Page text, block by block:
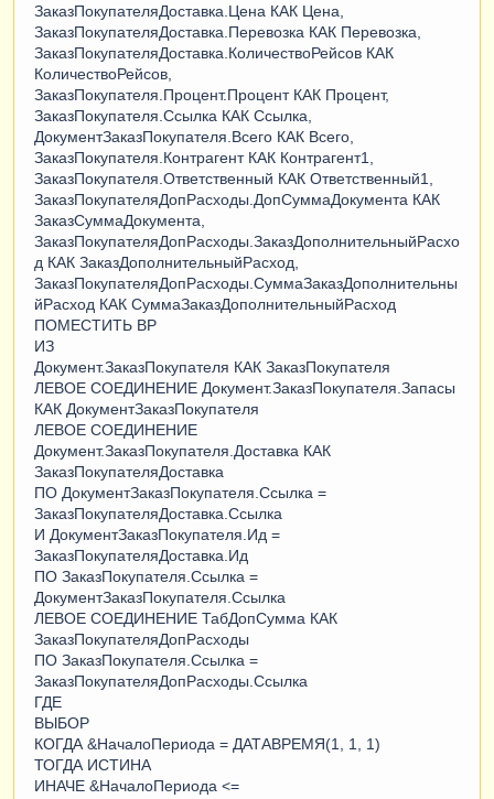
ЗаказПокупателяДоставка.Цена КАК Цена,
ЗаказПокупателяДоставка.Перевозка КАК Перевозка,
ЗаказПокупателяДоставка.КоличествоРейсов КАК
КоличествоРейсов,
ЗаказПокупателя.Процент.Процент КАК Процент,
ЗаказПокупателя.Ссылка КАК Ссылка,
ДокументЗаказПокупателя.Всего КАК Всего,
ЗаказПокупателя.Контрагент КАК Контрагент1,
ЗаказПокупателя.Ответственный КАК Ответственный1,
ЗаказПокупателяДопРасходы.ДопСуммаДокумента КАК
ЗаказСуммаДокумента,
ЗаказПокупателяДопРасходы.ЗаказДополнительныйРасхо
д КАК ЗаказДополнительныйРасход,
ЗаказПокупателяДопРасходы.СуммаЗаказДополнительны
йРасход КАК СуммаЗаказДополнительныйРасход
ПОМЕСТИТЬ ВР
ИЗ
Документ.ЗаказПокупателя КАК ЗаказПокупателя
ЛЕВОЕ СОЕДИНЕНИЕ Документ.ЗаказПокупателя.Запасы
КАК ДокументЗаказПокупателя
ЛЕВОЕ СОЕДИНЕНИЕ
Документ.ЗаказПокупателя.Доставка КАК
ЗаказПокупателяДоставка
ПО ДокументЗаказПокупателя.Ссылка =
ЗаказПокупателяДоставка.Ссылка
И ДокументЗаказПокупателя.Ид =
ЗаказПокупателяДоставка.Ид
ПО ЗаказПокупателя.Ссылка =
ДокументЗаказПокупателя.Ссылка
ЛЕВОЕ СОЕДИНЕНИЕ ТабДопСумма КАК
ЗаказПокупателяДопРасходы
ПО ЗаказПокупателя.Ссылка =
ЗаказПокупателяДопРасходы.Ссылка
ГДЕ
ВЫБОР
КОГДА &НачалоПериода = ДАТАВРЕМЯ(1, 1, 1)
ТОГДА ИСТИНА
ИНАЧЕ &НачалоПериода <=